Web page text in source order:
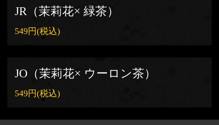
JR（茉莉花× 緑茶）
549円(税込)
JO（茉莉花× ウーロン茶）
549円(税込)